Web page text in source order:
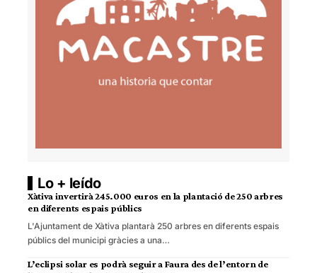
Lo + leído
Xàtiva invertirà 245.000 euros en la plantació de 250 arbres
en diferents espais públics
L'Ajuntament de Xàtiva plantarà 250 arbres en diferents espais
públics del municipi gràcies a una…
L’eclipsi solar es podrà seguir a Faura des de l’entorn de